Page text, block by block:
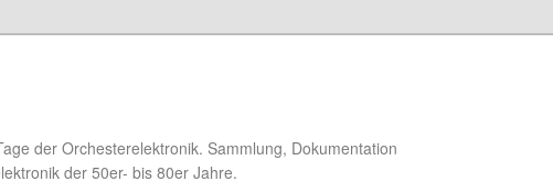
der Orchesterelektronik. Sammlung, Dokumentation
der 50er- bis 80er Jahre.